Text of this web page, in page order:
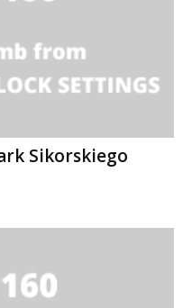
Sikorskiego